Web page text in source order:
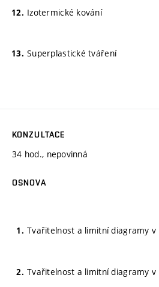
Izotermické kování
Superplastické tváření
KONZULTACE
34 hod., nepovinná
OSNOVA
Tvařitelnost a limitní diagramy
Tvařitelnost a limitní diagramy